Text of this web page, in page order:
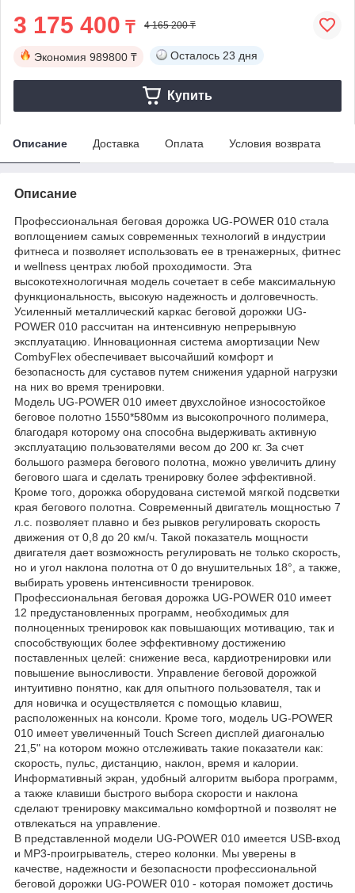
3 175 400 ₸ 4 165 200 ₸
Экономия 989800 ₸ Осталось 23 дня
Купить
Описание Доставка Оплата Условия возврата
Описание
Профессиональная беговая дорожка UG-POWER 010 стала
воплощением самых современных технологий в индустрии
фитнеса и позволяет использовать ее в тренажерных, фитнес
и wellness центрах любой проходимости. Эта
высокотехнологичная модель сочетает в себе максимальную
функциональность, высокую надежность и долговечность.
Усиленный металлический каркас беговой дорожки UG-
POWER 010 рассчитан на интенсивную непрерывную
эксплуатацию. Инновационная система амортизации New
CombyFlex обеспечивает высочайший комфорт и
безопасность для суставов путем снижения ударной нагрузки
на них во время тренировки.
Модель UG-POWER 010 имеет двухслойное износостойкое
беговое полотно 1550*580мм из высокопрочного полимера,
благодаря которому она способна выдерживать активную
эксплуатацию пользователями весом до 200 кг. За счет
большого размера бегового полотна, можно увеличить длину
бегового шага и сделать тренировку более эффективной.
Кроме того, дорожка оборудована системой мягкой подсветки
края бегового полотна. Современный двигатель мощностью 7
л.с. позволяет плавно и без рывков регулировать скорость
движения от 0,8 до 20 км/ч. Такой показатель мощности
двигателя дает возможность регулировать не только скорость,
но и угол наклона полотна от 0 до внушительных 18°, а также,
выбирать уровень интенсивности тренировок.
Профессиональная беговая дорожка UG-POWER 010 имеет
12 предустановленных программ, необходимых для
полноценных тренировок как повышающих мотивацию, так и
способствующих более эффективному достижению
поставленных целей: снижение веса, кардиотренировки или
повышение выносливости. Управление беговой дорожкой
интуитивно понятно, как для опытного пользователя, так и
для новичка и осуществляется с помощью клавиш,
расположенных на консоли. Кроме того, модель UG-POWER
010 имеет увеличенный Touch Screen дисплей диагональю
21,5" на котором можно отслеживать такие показатели как:
скорость, пульс, дистанцию, наклон, время и калории.
Информативный экран, удобный алгоритм выбора программ,
а также клавиши быстрого выбора скорости и наклона
сделают тренировку максимально комфортной и позволят не
отвлекаться на управление.
В представленной модели UG-POWER 010 имеется USB-вход
и MP3-проигрыватель, стерео колонки. Мы уверены в
качестве, надежности и безопасности профессиональной
беговой дорожки UG-POWER 010 - которая поможет достичь